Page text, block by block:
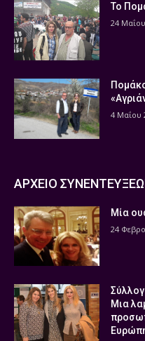
Το
24
4 Μαΐου
ΑΡΧΕΙΟ
Μία
24
Μια